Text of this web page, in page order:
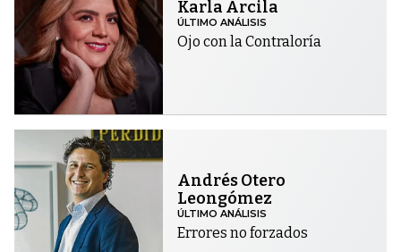
Karla Arcila
ÚLTIMO ANÁLISIS
Ojo con la Contraloría
Andrés Otero
Leongómez
ÚLTIMO ANÁLISIS
Errores no forzados